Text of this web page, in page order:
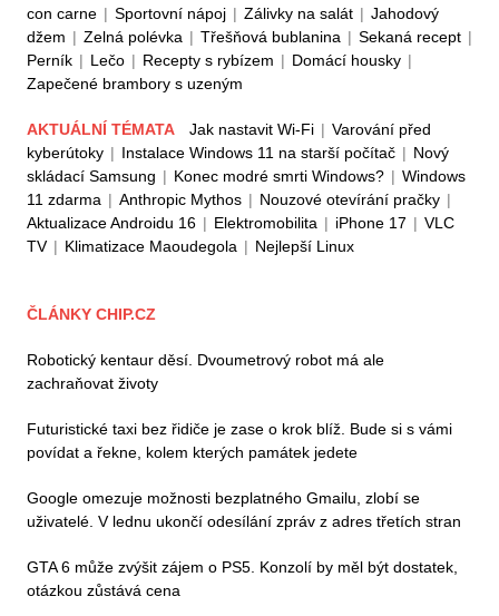
con carne | Sportovní nápoj | Zálivky na salát | Jahodový
džem | Zelná polévka | Třešňová bublanina | Sekaná recept |
Perník | Lečo | Recepty s rybízem | Domácí housky |
Zapečené brambory s uzeným
AKTUÁLNÍ TÉMATA Jak nastavit Wi-Fi | Varování před
kyberútoky | Instalace Windows 11 na starší počítač | Nový
skládací Samsung | Konec modré smrti Windows? | Windows
11 zdarma | Anthropic Mythos | Nouzové otevírání pračky |
Aktualizace Androidu 16 | Elektromobilita | iPhone 17 | VLC
TV | Klimatizace Maoudegola | Nejlepší Linux
ČLÁNKY CHIP.CZ
Robotický kentaur děsí. Dvoumetrový robot má ale
zachraňovat životy
Futuristické taxi bez řidiče je zase o krok blíž. Bude si s vámi
povídat a řekne, kolem kterých památek jedete
Google omezuje možnosti bezplatného Gmailu, zlobí se
uživatelé. V lednu ukončí odesílání zpráv z adres třetích stran
GTA 6 může zvýšit zájem o PS5. Konzolí by měl být dostatek,
otázkou zůstává cena